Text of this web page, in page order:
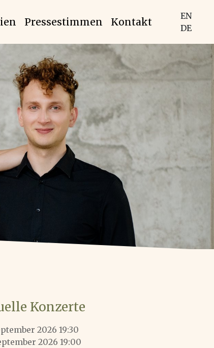
Pressestimmen Kontakt
EN
DE
Konzerte
2026 19:30
2026 19:00